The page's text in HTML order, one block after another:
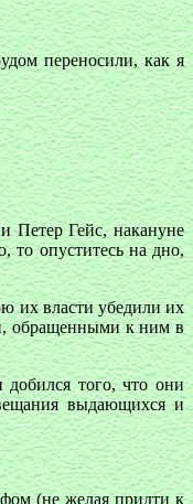
переносили, как я
Петер Гейс, накануне
то опуститесь на дно,
их власти убедили их
обращенными к ним в
добился того, что они
выдающихся и
(не желая придти к